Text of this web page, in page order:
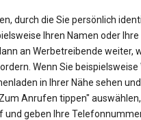
durch die Sie persönlich
Ihren Namen oder Ihre
an Werbetreibende weiter,
Wenn Sie beispielsweise
in Ihrer Nähe sehen
Anrufen tippen"
und geben Ihre